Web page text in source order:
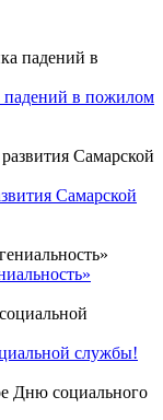
падений в пожилом
Самарской
службы!